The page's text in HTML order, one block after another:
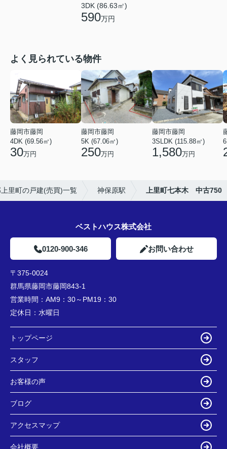
3DK (86.63㎡)
590万円
よく見られている物件
藤岡市藤岡
4DK (69.56㎡)
30万円
藤岡市藤岡
5K (67.06㎡)
250万円
藤岡市藤岡
3SLDK (115.88㎡)
1,580万円
里町の戸建(売買)一覧 神保原駅 上里町七本木 中古750
ベストハウス株式会社
0120-900-346 お問い合わせ
〒375-0024
群馬県藤岡市藤岡843-1
営業時間： AM9：30～PM19：30
定休日： 水曜日
トップページ
スタッフ
お客様の声
ブログ
アクセスマップ
会社概要